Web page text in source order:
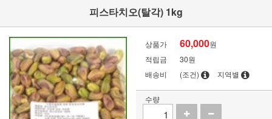
피스타치오(탈각) 1kg
상품가 60,000원
적립금
30원
배송비
(조건) 지역별
수량